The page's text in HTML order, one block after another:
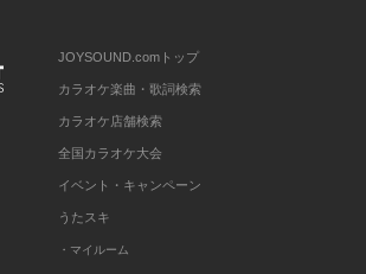
JOYSOUND.comトップ
カラオケ楽曲・歌詞検索
カラオケ店舗検索
全国カラオケ大会
イベント・キャンペーン
うたスキ
・マイルーム